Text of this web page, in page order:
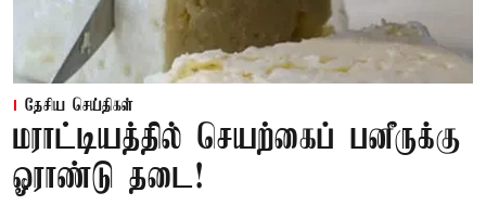
தேசிய செய்திகள்
மராட்டியத்தில் செயற்கைப் பனீருக்கு
ஓராண்டு தடை!